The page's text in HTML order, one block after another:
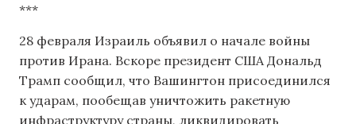
***
28 февраля Израиль объявил о начале войны
против Ирана. Вскоре президент США Дональд
Трамп сообщил, что Вашингтон присоединился
к ударам, пообещав уничтожить ракетную
инфраструктуру страны, ликвидировать